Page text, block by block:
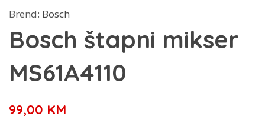
Brend: Bosch
Bosch štapni mikser
MS61A4110
99,00 KM